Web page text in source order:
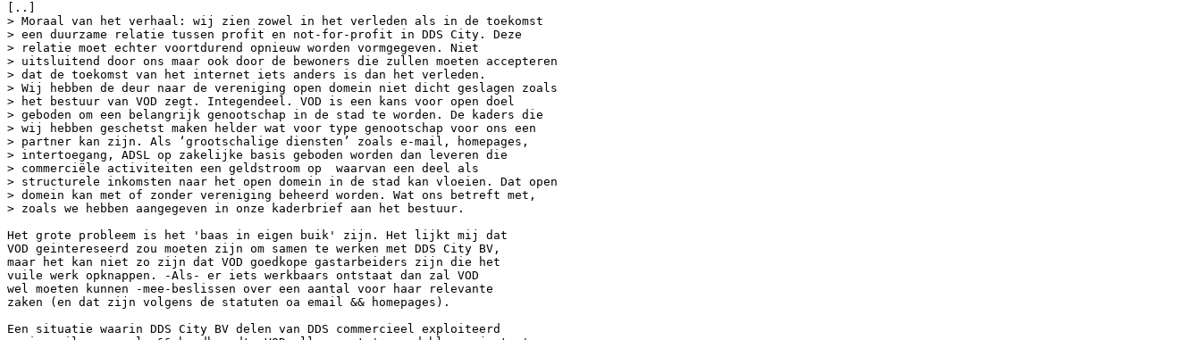
[..]
> Moraal van het verhaal: wij zien zowel in het verleden als in de toekomst
> een duurzame relatie tussen profit en not-for-profit in DDS City. Deze
> relatie moet echter voortdurend opnieuw worden vormgegeven. Niet
> uitsluitend door ons maar ook door de bewoners die zullen moeten accepteren
> dat de toekomst van het internet iets anders is dan het verleden.
> Wij hebben de deur naar de vereniging open domein niet dicht geslagen zoals
> het bestuur van VOD zegt. Integendeel. VOD is een kans voor open doel
> geboden om een belangrijk genootschap in de stad te worden. De kaders die
> wij hebben geschetst maken helder wat voor type genootschap voor ons een
> partner kan zijn. Als ‘grootschalige diensten’ zoals e-mail, homepages,
> intertoegang, ADSL op zakelijke basis geboden worden dan leveren die
> commerciële activiteiten een geldstroom op  waarvan een deel als
> structurele inkomsten naar het open domein in de stad kan vloeien. Dat open
> domein kan met of zonder vereniging beheerd worden. Wat ons betreft met,
> zoals we hebben aangegeven in onze kaderbrief aan het bestuur.
Het grote probleem is het 'baas in eigen buik' zijn. Het lijkt mij dat
VOD geintereseerd zou moeten zijn om samen te werken met DDS City BV,
maar het kan niet zo zijn dat VOD goedkope gastarbeiders zijn die het
vuile werk opknappen. -Als- er iets werkbaars ontstaat dan zal VOD
wel moeten kunnen -mee-beslissen over een aantal voor haar relevante
zaken (en dat zijn volgens de statuten oa email && homepages).
Een situatie waarin DDS City BV delen van DDS commercieel exploiteerd